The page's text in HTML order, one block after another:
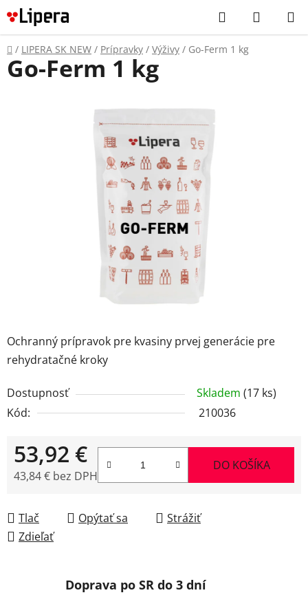
Prejsť
na
obsah
Hľadať
KOŠÍK
Domov
/ LIPERA SK NEW / Prípravky / Výživy / Go-Ferm 1 kg
Ochranný prípravok pre kvasiny prvej generácie pre
rehydratačné kroky
Dostupnosť Skladem (17 ks)
Kód:
210036
53,92 €
43,84 € bez DPH
DO KOŠÍKA
Tlač Opýtať sa
Strážiť
Zdieľať
Go-Ferm 1 kg
Doprava po SR do 3 dní